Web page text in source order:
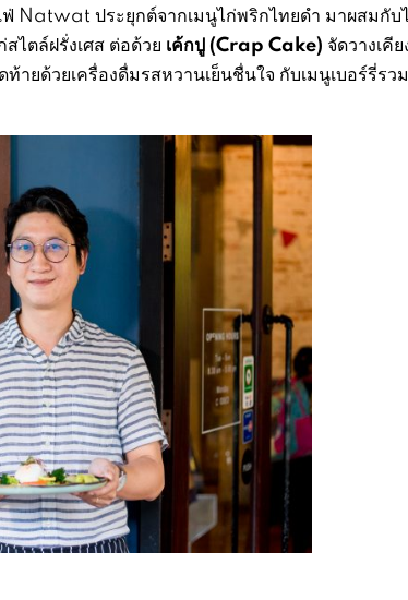
Natwat ประยุกต์จากเมนูไก่พริกไทยดำ มาผสมกับ
ไตล์ฝรั่งเศส ต่อด้วย เค้กปู (Crap Cake) จัดวางเคี
ยด้วยเครื่องดื่มรสหวานเย็นชื่นใจ กับเมนูเบอร์รี่รว